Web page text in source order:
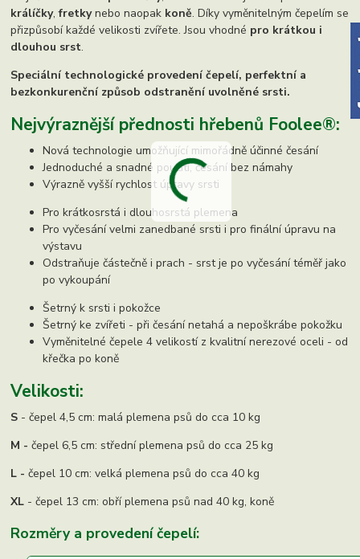
králíčky,fretkynebo naopak koně. Díky vyměnitelným čepelím se
přizpůsobí každé velikosti zvířete. Jsou vhodné pro krátkou i
dlouhou srst.
Speciální technologické provedení čepelí, perfektní a
bezkonkurenční způsob odstranění uvolněné srsti.
Nejvýraznější přednosti hřebenů Foolee®:
Nová technologie umožňující mimořádně účinné česání
Jednoduché a snadné použití, česání bez námahy
Výrazně vyšší rychlost úpravy srsti
Pro krátkosrstá i dlouhosrstá plemena
Pro vyčesání velmi zanedbané srsti i pro finální úpravu na
výstavu
Odstraňuje částečně i prach - srst je po vyčesání téměř jako
po vykoupání
Šetrný k srsti i pokožce
Šetrný ke zvířeti - při česání netahá a nepoškrábe pokožku
Vyměnitelné čepele 4 velikostí z kvalitní nerezové oceli - od
křečka po koně
Velikosti:
S - čepel 4,5 cm: malá plemena psů do cca 10 kg
M -čepel 6,5 cm: střední plemena psů do cca 25 kg
L -čepel 10 cm: velká plemena psů do cca 40 kg
XL - čepel 13 cm: obří plemena psů nad 40 kg, koně
Rozměry a provedení čepelí: